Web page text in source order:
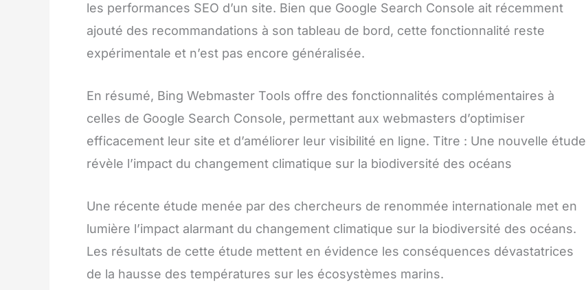
les performances SEO d’un site. Bien que Google Search Console ait récemment
ajouté des recommandations à son tableau de bord, cette fonctionnalité reste
expérimentale et n’est pas encore généralisée.
En résumé, Bing Webmaster Tools offre des fonctionnalités complémentaires à
celles de Google Search Console, permettant aux webmasters d’optimiser
efficacement leur site et d’améliorer leur visibilité en ligne. Titre : Une nouvelle étude
révèle l’impact du changement climatique sur la biodiversité des océans
Une récente étude menée par des chercheurs de renommée internationale met en
lumière l’impact alarmant du changement climatique sur la biodiversité des océans.
Les résultats de cette étude mettent en évidence les conséquences dévastatrices
de la hausse des températures sur les écosystèmes marins.